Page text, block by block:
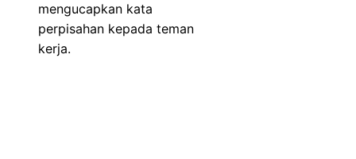
mengucapkan kata
perpisahan kepada teman
kerja.